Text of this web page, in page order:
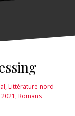
,Littérature nord-
,Romans